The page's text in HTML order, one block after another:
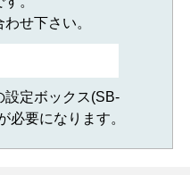
せ下さい。
設定ボックス(SB-
必要になります。